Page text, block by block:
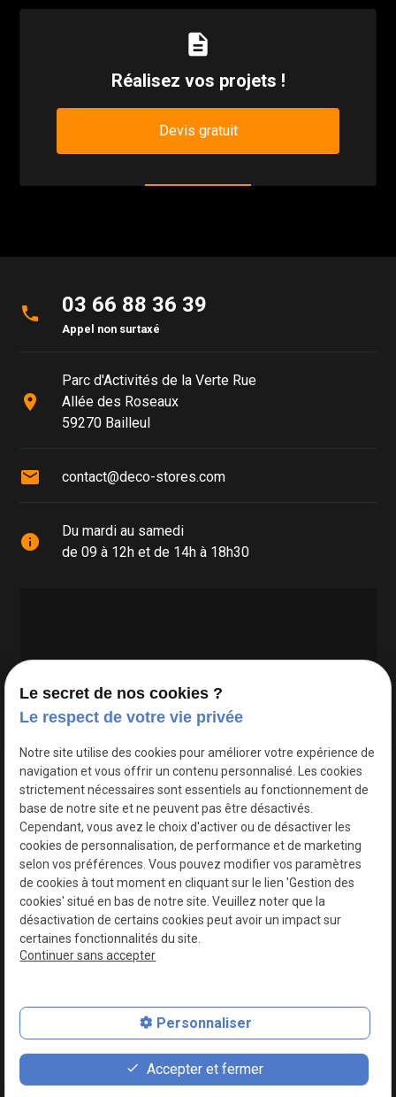
description
Réalisez vos projets !
Devis gratuit
phone 03 66 88 36 39
Appel non surtaxé
place
Parc d'Activités de la Verte Rue
Allée des Roseaux
59270 Bailleul
mail contact@deco-stores.com
info
Du mardi au samedi
de 09 à 12h et de 14h à 18h30
Google Maps Search API est désactivé.
Plan du site
Mentions légales
Politique de confidentialité
Le secret de nos cookies ?
Le respect de votre vie privée
Notre site utilise des cookies pour améliorer votre expérience de
navigation et vous offrir un contenu personnalisé. Les cookies
strictement nécessaires sont essentiels au fonctionnement de
base de notre site et ne peuvent pas être désactivés.
Cependant, vous avez le choix d'activer ou de désactiver les
cookies de personnalisation, de performance et de marketing
selon vos préférences. Vous pouvez modifier vos paramètres
de cookies à tout moment en cliquant sur le lien 'Gestion des
cookies' situé en bas de notre site. Veuillez noter que la
désactivation de certains cookies peut avoir un impact sur
certaines fonctionnalités du site.
Continuer sans accepter
Personnaliser
Accepter et fermer